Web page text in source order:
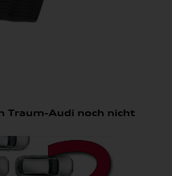
Traum-Audi noch nicht